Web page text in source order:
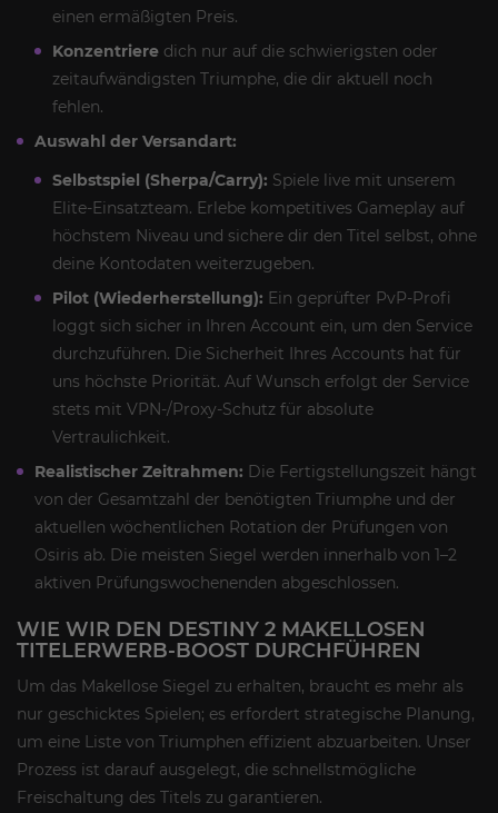
einen ermäßigten Preis.
Konzentriere dich nur auf die schwierigsten oder
zeitaufwändigsten Triumphe, die dir aktuell noch
fehlen.
Auswahl der Versandart:
Selbstspiel (Sherpa/Carry): Spiele live mit unserem
Elite-Einsatzteam. Erlebe kompetitives Gameplay auf
höchstem Niveau und sichere dir den Titel selbst, ohne
deine Kontodaten weiterzugeben.
Pilot (Wiederherstellung): Ein geprüfter PvP-Profi
loggt sich sicher in Ihren Account ein, um den Service
durchzuführen. Die Sicherheit Ihres Accounts hat für
uns höchste Priorität. Auf Wunsch erfolgt der Service
stets mit VPN-/Proxy-Schutz für absolute
Vertraulichkeit.
Realistischer Zeitrahmen: Die Fertigstellungszeit hängt
von der Gesamtzahl der benötigten Triumphe und der
aktuellen wöchentlichen Rotation der Prüfungen von
Osiris ab. Die meisten Siegel werden innerhalb von 1–2
aktiven Prüfungswochenenden abgeschlossen.
WIE WIR DEN DESTINY 2 MAKELLOSEN
TITELERWERB-BOOST DURCHFÜHREN
Um das Makellose Siegel zu erhalten, braucht es mehr als
nur geschicktes Spielen; es erfordert strategische Planung,
um eine Liste von Triumphen effizient abzuarbeiten. Unser
Prozess ist darauf ausgelegt, die schnellstmögliche
Freischaltung des Titels zu garantieren.